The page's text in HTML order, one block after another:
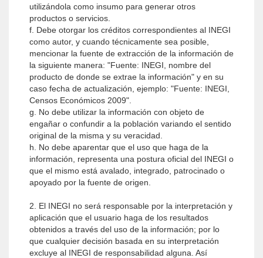
utilizándola como insumo para generar otros
productos o servicios.
f. Debe otorgar los créditos correspondientes al INEGI
como autor, y cuando técnicamente sea posible,
mencionar la fuente de extracción de la información de
la siguiente manera: "Fuente: INEGI, nombre del
producto de donde se extrae la información" y en su
caso fecha de actualización, ejemplo: "Fuente: INEGI,
Censos Económicos 2009".
g. No debe utilizar la información con objeto de
engañar o confundir a la población variando el sentido
original de la misma y su veracidad.
h. No debe aparentar que el uso que haga de la
información, representa una postura oficial del INEGI o
que el mismo está avalado, integrado, patrocinado o
apoyado por la fuente de origen.
2. El INEGI no será responsable por la interpretación y
aplicación que el usuario haga de los resultados
obtenidos a través del uso de la información; por lo
que cualquier decisión basada en su interpretación
excluye al INEGI de responsabilidad alguna. Así